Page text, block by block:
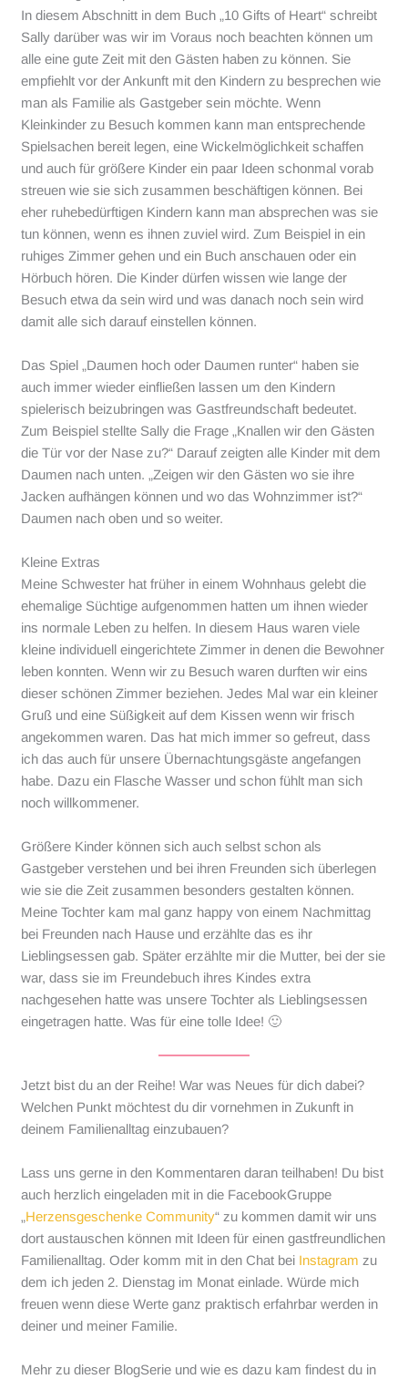
In diesem Abschnitt in dem Buch „10 Gifts of Heart“ schreibt
Sally darüber was wir im Voraus noch beachten können um
alle eine gute Zeit mit den Gästen haben zu können. Sie
empfiehlt vor der Ankunft mit den Kindern zu besprechen wie
man als Familie als Gastgeber sein möchte. Wenn
Kleinkinder zu Besuch kommen kann man entsprechende
Spielsachen bereit legen, eine Wickelmöglichkeit schaffen
und auch für größere Kinder ein paar Ideen schonmal vorab
streuen wie sie sich zusammen beschäftigen können. Bei
eher ruhebedürftigen Kindern kann man absprechen was sie
tun können, wenn es ihnen zuviel wird. Zum Beispiel in ein
ruhiges Zimmer gehen und ein Buch anschauen oder ein
Hörbuch hören. Die Kinder dürfen wissen wie lange der
Besuch etwa da sein wird und was danach noch sein wird
damit alle sich darauf einstellen können.
Das Spiel „Daumen hoch oder Daumen runter“ haben sie
auch immer wieder einfließen lassen um den Kindern
spielerisch beizubringen was Gastfreundschaft bedeutet.
Zum Beispiel stellte Sally die Frage „Knallen wir den Gästen
die Tür vor der Nase zu?“ Darauf zeigten alle Kinder mit dem
Daumen nach unten. „Zeigen wir den Gästen wo sie ihre
Jacken aufhängen können und wo das Wohnzimmer ist?“
Daumen nach oben und so weiter.
Kleine Extras
Meine Schwester hat früher in einem Wohnhaus gelebt die
ehemalige Süchtige aufgenommen hatten um ihnen wieder
ins normale Leben zu helfen. In diesem Haus waren viele
kleine individuell eingerichtete Zimmer in denen die Bewohner
leben konnten. Wenn wir zu Besuch waren durften wir eins
dieser schönen Zimmer beziehen. Jedes Mal war ein kleiner
Gruß und eine Süßigkeit auf dem Kissen wenn wir frisch
angekommen waren. Das hat mich immer so gefreut, dass
ich das auch für unsere Übernachtungsgäste angefangen
habe. Dazu ein Flasche Wasser und schon fühlt man sich
noch willkommener.
Größere Kinder können sich auch selbst schon als
Gastgeber verstehen und bei ihren Freunden sich überlegen
wie sie die Zeit zusammen besonders gestalten können.
Meine Tochter kam mal ganz happy von einem Nachmittag
bei Freunden nach Hause und erzählte das es ihr
Lieblingsessen gab. Später erzählte mir die Mutter, bei der sie
war, dass sie im Freundebuch ihres Kindes extra
nachgesehen hatte was unsere Tochter als Lieblingsessen
eingetragen hatte. Was für eine tolle Idee! 🙂
Jetzt bist du an der Reihe! War was Neues für dich dabei?
Welchen Punkt möchtest du dir vornehmen in Zukunft in
deinem Familienalltag einzubauen?
Lass uns gerne in den Kommentaren daran teilhaben! Du bist
auch herzlich eingeladen mit in die FacebookGruppe
„Herzensgeschenke Community“ zu kommen damit wir uns
dort austauschen können mit Ideen für einen gastfreundlichen
Familienalltag. Oder komm mit in den Chat bei Instagram zu
dem ich jeden 2. Dienstag im Monat einlade. Würde mich
freuen wenn diese Werte ganz praktisch erfahrbar werden in
deiner und meiner Familie.
Mehr zu dieser BlogSerie und wie es dazu kam findest du in